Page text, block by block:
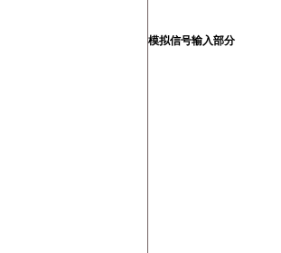
模拟信号输入部分